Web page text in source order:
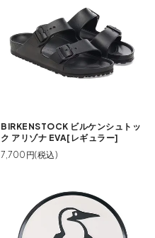
BIRKENSTOCK ビルケンシュトッ
ク アリゾナ EVA[レギュラー]
7,700円(税込)